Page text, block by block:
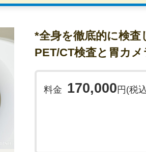
*全身を徹底的に検査
PET/CT検査と胃カ
料金 170,000円(税